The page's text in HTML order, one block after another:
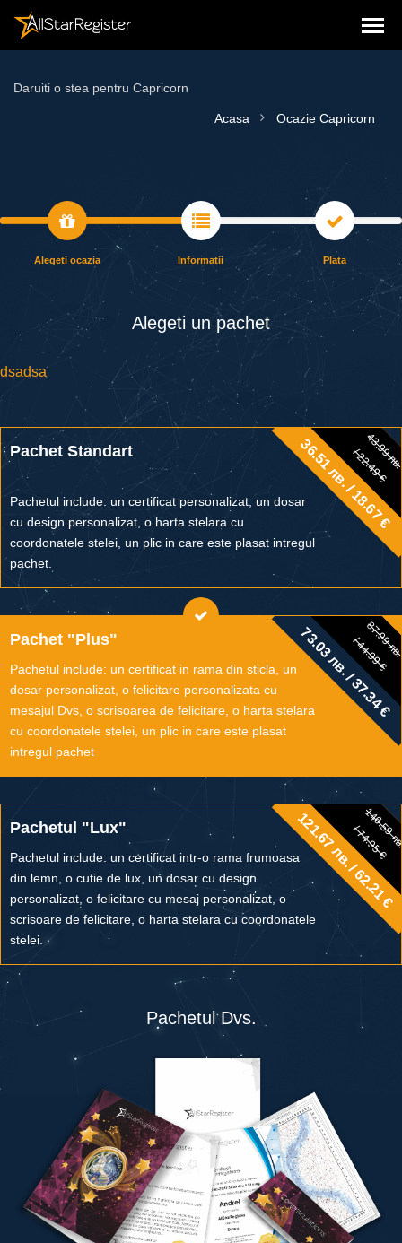
Daruiti o stea pentru Capricorn
Acasa Ocazie Capricorn
Alegeti ocazia Informatii Plata
Alegeti un pаchet
dsadsa
Pachet Standart 43.99 лв.
/ 22.49 €
43.99
/ 22.49 €
36.51 лв. / 18.67 €
Pachetul include: un certificat personalizat, un dosar
cu design personalizat, o harta stelara cu
coordonatele stelei, un plic in care este plasat intregul
pachet.
Pachet "Plus" 87.99 лв.
/ 44.99 €
87.99
/ 44.99 €
73.03 лв. / 37.34 €
Pachetul include: un certificat in rama din sticla, un
dosar personalizat, o felicitare personalizata cu
mesajul Dvs, o scrisoarea de felicitare, o harta stelara
cu coordonatele stelei, un plic in care este plasat
intregul pachet
Pachetul "Lux" 146.59 лв.
/ 74.95 €
146.59
/ 74.95 €
121.67 лв. / 62.21 €
Pachetul include: un certificat intr-o rama frumoasa
din lemn, o cutie de lux, un dosar cu design
personalizat, o felicitare cu mesaj personalizat, o
scrisoare de felicitare, o harta stelara cu coordonatele
stelei.
Pachetul Dvs.